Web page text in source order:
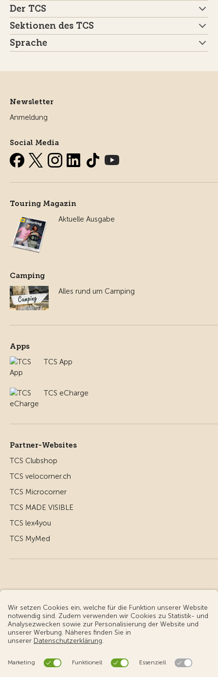
Der TCS
Sektionen des TCS
Sprache
Newsletter
Anmeldung
Social Media
Touring Magazin
Aktuelle Ausgabe
Camping
Alles rund um Camping
Apps
TCS App
TCS eCharge
Partner-Websites
TCS Clubshop
TCS velocorner.ch
TCS Microcorner
TCS MADE VISIBLE
TCS lex4you
TCS MyMed
© Touring Club Schweiz
Benutzungsbedingungen - rechtliche Informationen